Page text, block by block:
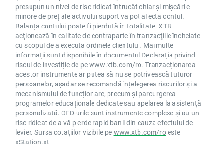
presupun un nivel de risc ridicat întrucât chiar și mișcările
minore de preț ale activului suport vă pot afecta contul.
Balanța contului poate fi pierdută în totalitate. XTB
acţionează în calitate de contraparte în tranzacţiile încheiate
cu scopul de a executa ordinele clientului. Mai multe
informații sunt disponibile în documentul Declarația privind
riscul de investițiede pewww.xtb.com/ro. Tranzacționarea
acestor instrumente ar putea să nu se potrivească tuturor
persoanelor, așadar se recomandă înțelegerea riscurilor și a
mecanismului de funcționare, precum și parcurgerea
programelor educaționale dedicate sau apelarea la asistență
personalizată. CFD-urile sunt instrumente complexe și au un
risc ridicat de a vă pierde rapid banii din cauza efectului de
levier. Sursa cotațiilor vizibile pe www.xtb.com/roeste
xStation.xt